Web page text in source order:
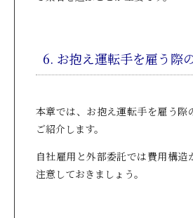
6. お抱え運転手を雇う際
本章では、お抱え運転手を雇う際
ご紹介します。
自社雇用と外部委託では費用構造
注意しておきましょう。